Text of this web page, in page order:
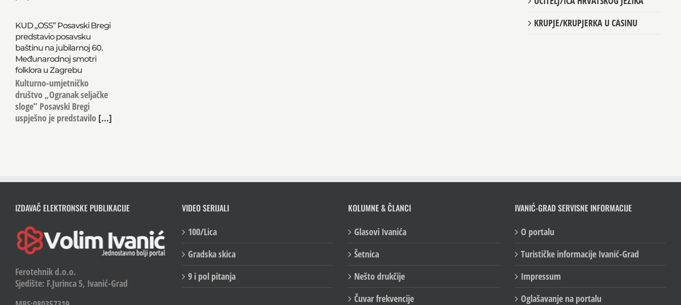
KUD „OSS” Posavski Bregi
predstavio posavsku
baštinu na jubilarnoj 60.
Međunarodnoj smotri
folklora u Zagrebu
Kulturno-umjetničko
društvo „Ogranak seljačke
sloge” Posavski Bregi
uspješno je predstavilo[...]
KRUPJE/KRUPJERKA U CASINU
IZDAVAČ ELEKTRONSKE PUBLIKACIJE
Ferotehnik d.o.o.
Sjedište: F.Jurinca 5, Ivanić-Grad
VIDEO SERIJALI
100/Lica
Gradska skica
9 i pol pitanja
KOLUMNE & ČLANCI
Glasovi Ivanića
Šetnica
Nešto drukčije
Čuvar frekvencije
IVANIĆ-GRAD SERVISNE INFORMACIJE
O portalu
Turističke informacije Ivanić-Grad
Impressum
Oglašavanje na portalu